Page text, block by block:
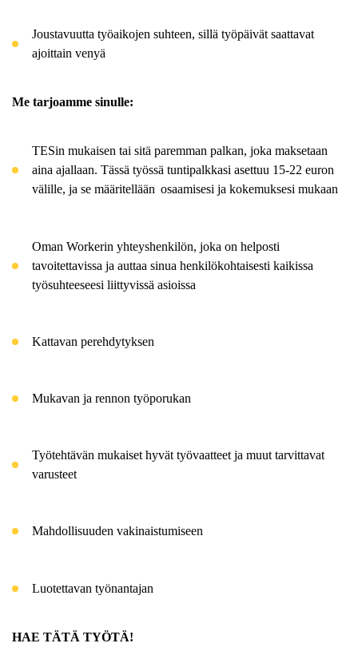
Joustavuutta työaikojen suhteen, sillä työpäivät saattavat
ajoittain venyä
Me tarjoamme sinulle:
TESin mukaisen tai sitä paremman palkan, joka maksetaan
aina ajallaan. Tässä työssä tuntipalkkasi asettuu 15-22 euron
välille, ja se määritellään osaamisesi ja kokemuksesi mukaan
Oman Workerin yhteyshenkilön, joka on helposti
tavoitettavissa ja auttaa sinua henkilökohtaisesti kaikissa
työsuhteeseesi liittyvissä asioissa
Kattavan perehdytyksen
Mukavan ja rennon työporukan
Työtehtävän mukaiset hyvät työvaatteet ja muut tarvittavat
varusteet
Mahdollisuuden vakinaistumiseen
Luotettavan työnantajan
HAE TÄTÄ TYÖTÄ!